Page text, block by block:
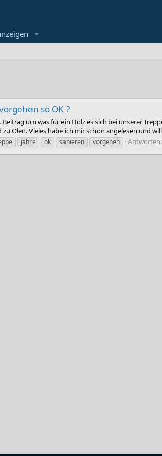
so OK ?
um was für ein Holz es sich bei unserer
Ölen. Vieles habe ich mir schon angelesen und
jahre ok sanieren vorgehen